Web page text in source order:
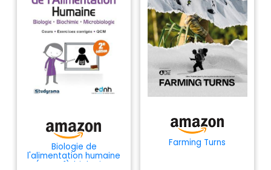
Biologie de
l'alimentation humaine
(tome 1): biologie -
Farming Turns